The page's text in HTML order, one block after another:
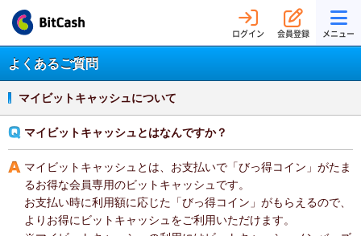
ログイン 会員登録 メニュー
よくあるご質問
マイビットキャッシュについて
マイビットキャッシュとはなんですか？
マイビットキャッシュとは、お支払いで「びっ得コイン」がたま
るお得な会員専用のビットキャッシュです。
お支払い時に利用額に応じた「びっ得コイン」がもらえるので、
よりお得にビットキャッシュをご利用いただけます。